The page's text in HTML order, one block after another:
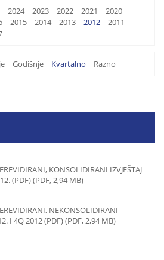
2024 2023 2022 2021
2020
2015 2014 2013 2012
2011
Godišnje Kvartalno Razno
KONSOLIDIRANI IZVJEŠTAJ
(PDF) (PDF, 2,94 MB)
NEKONSOLIDIRANI
I 4Q 2012 (PDF) (PDF, 2,94 MB)